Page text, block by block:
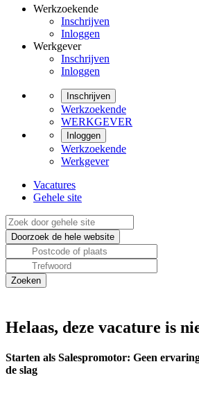
Werkzoekende
Inschrijven
Inloggen
Werkgever
Inschrijven
Inloggen
Inschrijven
Werkzoekende
WERKGEVER
Inloggen
Werkzoekende
Werkgever
Vacatures
Gehele site
Helaas, deze vacature is
Starten als Salespromotor: Geen
de slag